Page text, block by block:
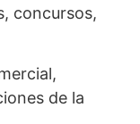
concursos,
de la